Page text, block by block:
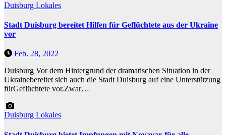
Duisburg Lokales
Stadt Duisburg bereitet Hilfen für Geflüchtete aus der Ukraine
vor
Feb. 28, 2022
Duisburg Vor dem Hintergrund der dramatischen Situation in der
Ukrainebereitet sich auch die Stadt Duisburg auf eine Unterstützung
fürGeflüchtete vor.Zwar…
Duisburg Lokales